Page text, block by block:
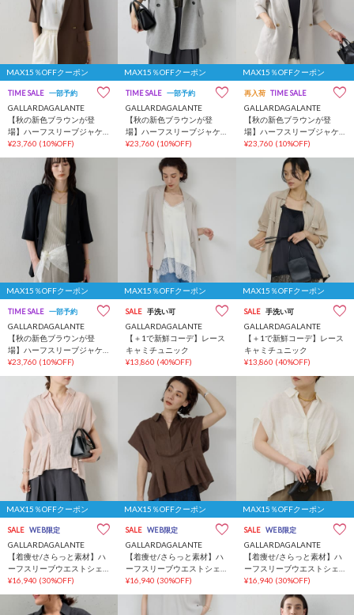
MAX15％OFFクーポン
TIME SALE 一部予約
GALLARDAGALANTE
【秋の新色ブラウンが登
場】ハーフスリーブジャケ
ット
¥23,760 (10%OFF)
MAX15％OFFクーポン
TIME SALE 一部予約
GALLARDAGALANTE
【秋の新色ブラウンが登
場】ハーフスリーブジャケ
ット
¥23,760 (10%OFF)
MAX15％OFFクーポン
再入荷 TIME SALE
GALLARDAGALANTE
【秋の新色ブラウンが登
場】ハーフスリーブジャケ
ット
¥23,760 (10%OFF)
MAX15％OFFクーポン
TIME SALE 一部予約
GALLARDAGALANTE
【秋の新色ブラウンが登
場】ハーフスリーブジャケ
ット
¥23,760 (10%OFF)
MAX15％OFFクーポン
SALE 手洗い可
GALLARDAGALANTE
【＋1で新鮮コーデ】レース
キャミチュニック
¥13,860 (40%OFF)
MAX15％OFFクーポン
SALE 手洗い可
GALLARDAGALANTE
【＋1で新鮮コーデ】レース
キャミチュニック
¥13,860 (40%OFF)
MAX15％OFFクーポン
SALE WEB限定
GALLARDAGALANTE
【着痩せ/さらっと素材】ハ
ーフスリーブウエストシェ
イプシャツ
¥16,940 (30%OFF)
MAX15％OFFクーポン
SALE WEB限定
GALLARDAGALANTE
【着痩せ/さらっと素材】ハ
ーフスリーブウエストシェ
イプシャツ
¥16,940 (30%OFF)
MAX15％OFFクーポン
SALE WEB限定
GALLARDAGALANTE
【着痩せ/さらっと素材】ハ
ーフスリーブウエストシェ
イプシャツ
¥16,940 (30%OFF)